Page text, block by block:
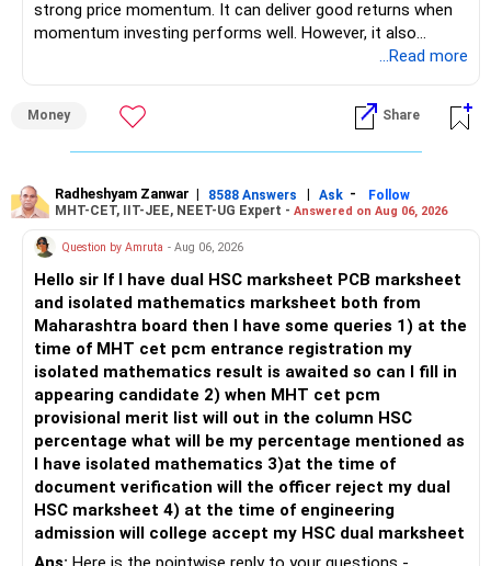
– So, retirement and child's education must run together.
– Review whether your present SIP is enough.
– Increase SIP every year whenever salary increases.
– Even a small annual increase can create a much bigger
– Keep retirement as your first financial priority.
» Child's Education
– Create a separate mutual fund portfolio for your child's
education.
– Avoid mixing it with retirement investments.
– Review this goal every two to three years.
» Emergency Fund
– Maintain at least 6 to 12 months of family expenses.
– Keep this money in safe and easily accessible
investments.
– This prevents disturbing your long-term investments.
strong price momentum. It can deliver good returns when
momentum investing performs well. However, it also
carries higher risk and volatility than diversified actively
My view for a 5-year investment:
more suitable for this type of fund.
– Returns cannot be guaranteed. Good performance in the
past does not ensure similar returns in the future.
– Momentum strategies can underperform for long periods
when market trends reverse.
– This fund may witness sharper ups and downs than
diversified equity funds.
– Investing Rs.5,000 per month through SIP is a disciplined
approach and helps reduce timing risk.
For most investors, I prefer actively managed diversified
equity funds over momentum index funds because:
...Read more
Money Share
Radheshyam Zanwar | 8588 Answers | Ask -
Follow
MHT-CET, IIT-JEE, NEET-UG Expert - Answered on Aug 06, 2026
Question by Amruta - Aug 06, 2026
Hello sir If I have dual HSC marksheet PCB marksheet
and isolated mathematics marksheet both from
Maharashtra board then I have some queries 1) at the
time of MHT cet pcm entrance registration my
isolated mathematics result is awaited so can I fill in
appearing candidate 2) when MHT cet pcm
provisional merit list will out in the column HSC
percentage what will be my percentage mentioned as
I have isolated mathematics 3)at the time of
document verification will the officer reject my dual
HSC marksheet 4) at the time of engineering
admission will college accept my HSC dual marksheet